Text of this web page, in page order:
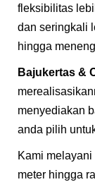
fleksibilitas
dan seringkali
hingga
Bajukertas &
menyediakan
anda pilih
Kami
meter hingga